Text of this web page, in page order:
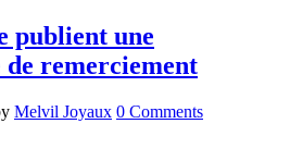
publient une
remerciement
Melvil Joyaux 0 Comments